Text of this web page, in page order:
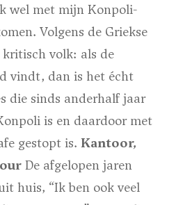
wel met mijn Konpoli-
Volgens de Griekse
volk: als de
vindt, dan is het écht
die sinds anderhalf jaar
is en daardoor met
gestopt is. Kantoor,
De afgelopen jaren
huis, “Ik ben ook veel